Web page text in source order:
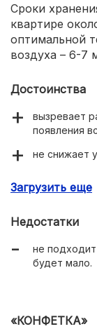
Сроки
квартире
оптимальной
воздуха – 6-7
Достоинства
вызревает
появления
не снижает
высокое
хорошо
Загрузить еще
Недостатки
не подходит
будет мало.
«КОНФЕТКА»